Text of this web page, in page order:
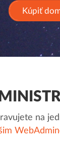
Kúpiť
na